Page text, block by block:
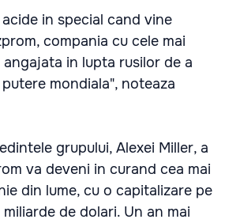
in special cand vine
compania cu cele mai
angajata in lupta rusilor de a
mondiala", noteaza
grupului, Alexei Miller, a
va deveni in curand cea mai
din lume, cu o capitalizare pe
de dolari. Un an mai